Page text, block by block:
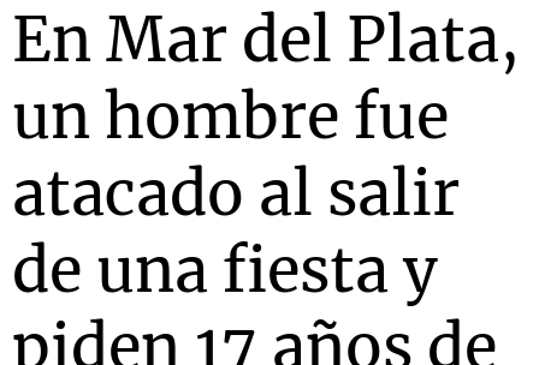
En Mar del Plata,
un hombre fue
atacado al salir
de una fiesta y
piden 17 años de